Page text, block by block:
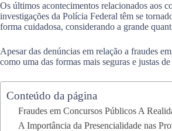
Os últimos acontecimentos relacionados aos
investigações da Polícia Federal têm se
forma cuidadosa, considerando a grande
Apesar das denúncias em relação a fraudes
como uma das formas mais seguras e justas
Conteúdo da página
Fraudes em Concursos Públicos A
A Importância da Presencialidade nas